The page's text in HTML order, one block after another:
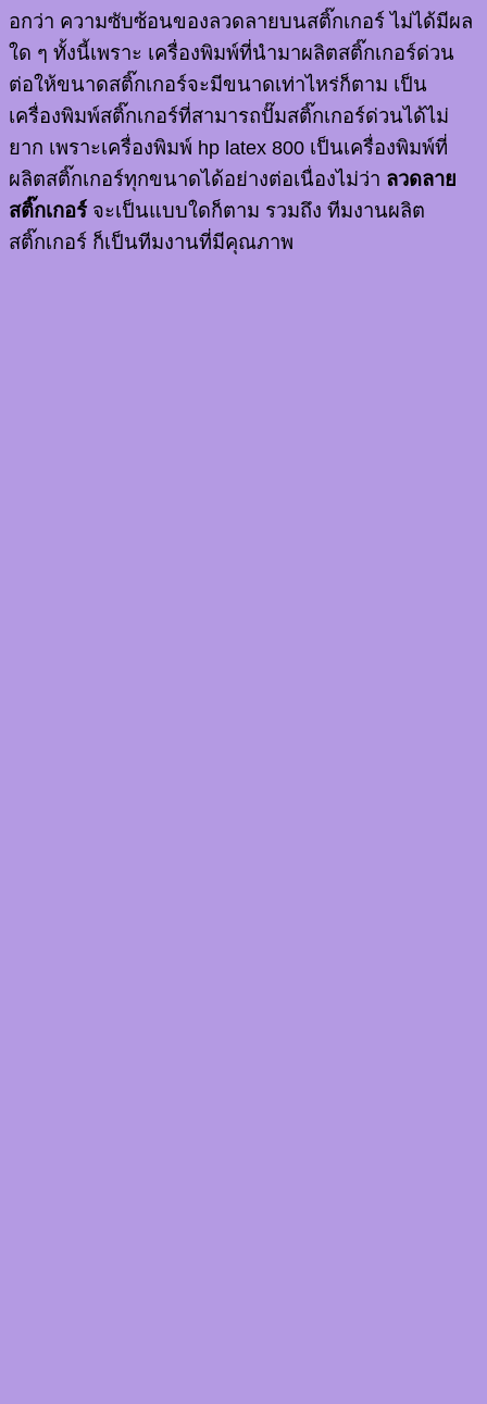
อกว่า ความซับซ้อนของลวดลายบนสติ๊กเกอร์ ไม่ได้มีผล
ใด ๆ ทั้งนี้เพราะ เครื่องพิมพ์ที่นำมาผลิตสติ๊กเกอร์ด่วน
ต่อให้ขนาดสติ๊กเกอร์จะมีขนาดเท่าไหร่ก็ตาม เป็น
เครื่องพิมพ์สติ๊กเกอร์ที่สามารถปั๊มสติ๊กเกอร์ด่วนได้ไม่
ยาก เพราะเครื่องพิมพ์ hp latex 800 เป็นเครื่องพิมพ์ที่
ผลิตสติ๊กเกอร์ทุกขนาดได้อย่างต่อเนื่องไม่ว่า ลวดลาย
สติ๊กเกอร์ จะเป็นแบบใดก็ตาม รวมถึง ทีมงานผลิต
สติ๊กเกอร์ ก็เป็นทีมงานที่มีคุณภาพ